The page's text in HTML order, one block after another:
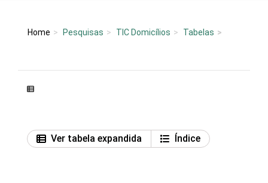
Home Pesquisas TIC Domicílios Tabelas
Ver tabela expandida Índice